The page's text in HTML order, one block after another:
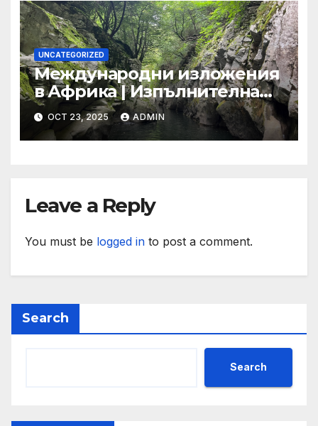
ООН
UNCATEGORIZED
Международни изложения
в Африка | Изпълнителна
агенция за насърчаване на
малките и средните
предприятия
OCT 23, 2025 ADMIN
Leave a Reply
You must be logged in to post a comment.
Search
Search